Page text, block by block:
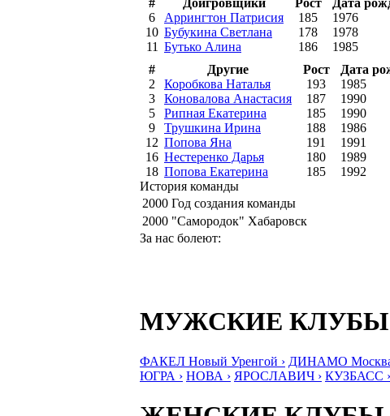
6
Аррингтон Патрисия 185 1976
10 Бубукина Светлана 178 1978
11 Бутько Алина 186 1985
#
Другие Рост Дата
2
Коробкова Наталья 193 1985
3
Коновалова Анастасия 187 1990
5
Рипная Екатерина 185 1990
9
Трушкина Ирина 188 1986
12 Попова Яна 191 1991
16 Нестеренко Дарья 180 1989
18 Попова Екатерина 185 1992
История команды
2000 Год создания команды
2000 "Самородок" Хабаровск
За нас болеют:
МУЖСКИЕ КЛУБЫ
ФАКЕЛ Новый Уренгой › ДИНАМО
ЮГРА › НОВА › ЯРОСЛАВИЧ › КУЗБАСС ›